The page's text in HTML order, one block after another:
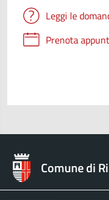
Leggi le
Prenota
Comune di